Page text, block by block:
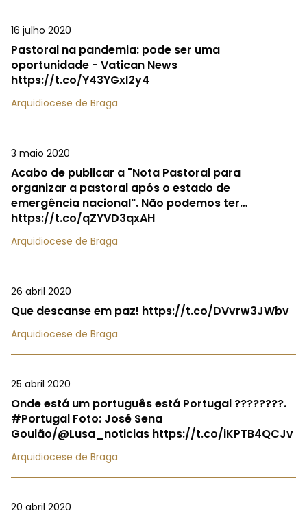
16 julho 2020
Pastoral na pandemia: pode ser uma
oportunidade - Vatican News
https://t.co/Y43YGxI2y4
Arquidiocese de Braga
3 maio 2020
Acabo de publicar a "Nota Pastoral para
organizar a pastoral após o estado de
emergência nacional". Não podemos ter…
https://t.co/qZYVD3qxAH
Arquidiocese de Braga
26 abril 2020
Que descanse em paz! https://t.co/DVvrw3JWbv
Arquidiocese de Braga
25 abril 2020
Onde está um português está Portugal ????????.
#Portugal Foto: José Sena
Goulão/@Lusa_noticias https://t.co/iKPTB4QCJv
Arquidiocese de Braga
20 abril 2020